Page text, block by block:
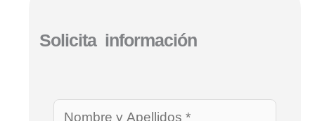
Solicita información